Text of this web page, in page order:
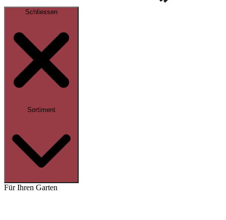
Schliessen
Sortiment
Für Ihren Garten